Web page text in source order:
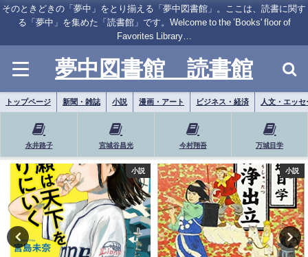
そのときどきの「夢中」をとり揃える「夢中図書館」。ここは、読書に関す
る「夢中」を集めた「読書館」です。Welcome to the ’Books' floor of
Favorites Library…
夢中図書館 読書館
トップページ 新聞・雑誌 小説 漫画・アート ビジネス・経済 人文・エッセ
永井路子 宮城谷昌光 今村翔吾 万城目学
小説 小説